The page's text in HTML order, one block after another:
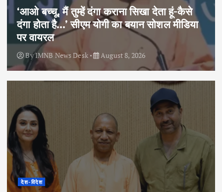
‘आओ बच्चू, मैं तुम्हें दंगा कराना सिखा देता हूं-कैसे
दंगा होता है…’ सीएम योगी का बयान सोशल मीडिया
पर वायरल
ByIMNB News Desk August 8, 2026
देश-विदेश